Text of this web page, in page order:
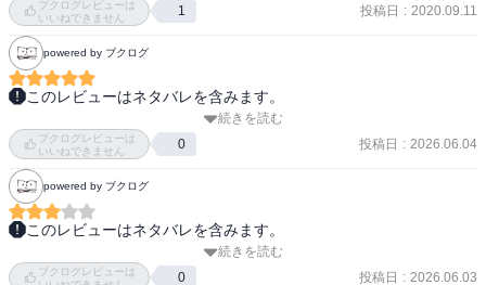
ブクログレビューは
いいねできません
1 投稿日 : 2020.09.11
powered by ブクログ
このレビューはネタバレを含みます。
いや、面白すぎた。
今作は前作のような「葬儀屋に自らの葬儀を頼みに来た人がその日
に死んだ」というそれだけで面白い設定や、「おばあちゃんが殺さ
れたのはその息子をおびき寄せるためだけだった」といったシンプ
ルかつ納得できるという意味でのインパクトがある作品ではない
が、別ベクトルでまた極めて面白い作品だったと思う。
続きを読む
ブクログレビューは
いいねできません
0 投稿日 : 2026.06.04
powered by ブクログ
このレビューはネタバレを含みます。
カササギ殺人事件のドラマがとても面白かったので
他にも読んでみたいと思って
続きを読む
ブクログレビューは
0 投稿日 : 2026.06.03